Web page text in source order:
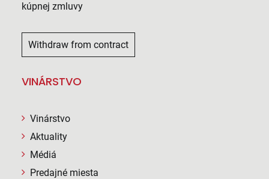
kúpnej zmluvy
Withdraw from contract
VINÁRSTVO
Vinárstvo
Aktuality
Médiá
Predajné miesta